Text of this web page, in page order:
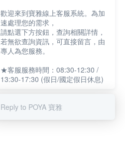
歡迎來到寶雅線上客服系統。為加
速處理您的需求，
請點選下方按鈕，查詢相關詳情，
若無欲查詢資訊，可直接留言，由
專人為您服務。
★客服服務時間：08:30-12:30 /
13:30-17:30 (假日/國定假日休息)
Reply to POYA 寶雅